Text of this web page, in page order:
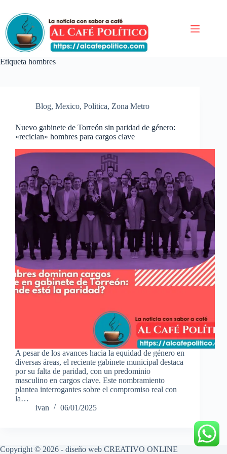
contenido
Etiqueta hombres
Blog, Mexico, Politica, Zona Metro
Nuevo gabinete de Torreón sin paridad de género:
«reciclan» hombres para cargos clave
A pesar de los avances hacia la equidad de género en
diversas áreas, el reciente gabinete municipal destaca
por su falta de paridad, con un predominio
masculino en cargos clave. Este nombramiento
plantea interrogantes sobre el compromiso real con
la…
ivan
06/01/2025
Copyright © 2026 - diseño web CREATIVO ONLINE